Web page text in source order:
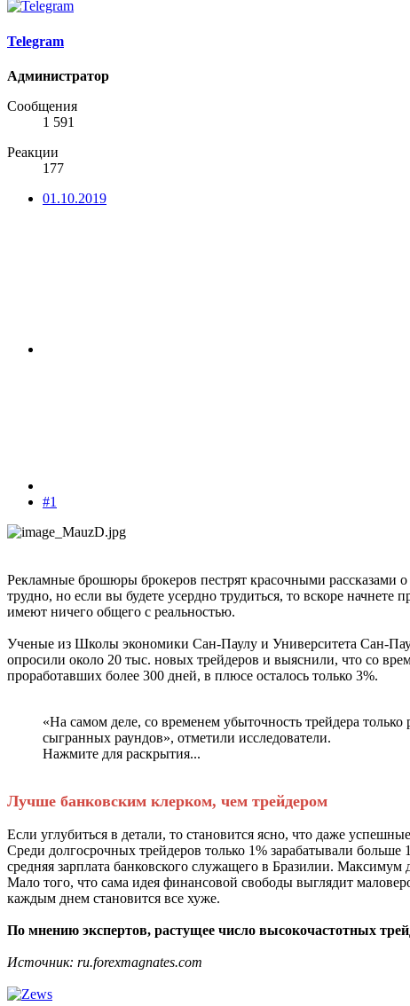
Telegram
Администратор
Сообщения
1 591
Реакции
177
01.10.2019
#1
Рекламные брошюры брокеров пестрят красочными рассказами
трудно, но если вы будете усердно трудиться, то вскоре
имеют ничего общего с реальностью.
Ученые из Школы экономики Сан-Паулу и Университета Сан-
опросили около 20 тыс. новых трейдеров и выяснили, что со
проработавших более 300 дней, в плюсе осталось только 3%.
«На самом деле, со временем убыточность трейдера
сыгранных раундов», отметили исследователи.
Нажмите для раскрытия...
Лучше банковским клерком, чем трейдером
Если углубиться в детали, то становится ясно, что даже
Среди долгосрочных трейдеров только 1% зарабатывали
средняя зарплата банковского служащего в Бразилии. Максимум
Мало того, что сама идея финансовой свободы выглядит
каждым днем становится все хуже.
По мнению экспертов, растущее число высокочастотных
Источник: ru.forexmagnates.com